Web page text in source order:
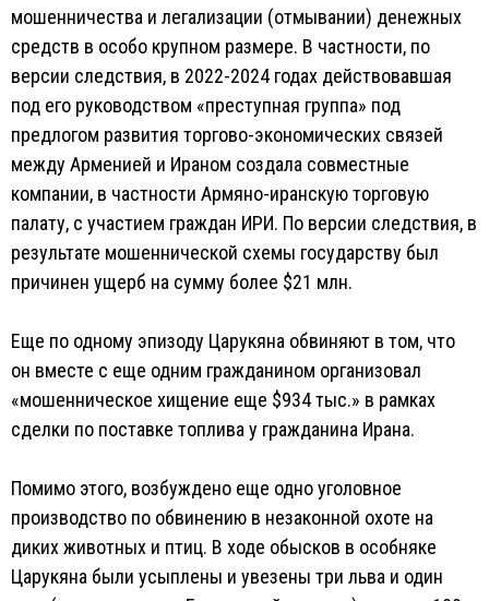
мошенничества и легализации (отмывании) денежных
средств в особо крупном размере. В частности, по
версии следствия, в 2022-2024 годах действовавшая
под его руководством «преступная группа» под
предлогом развития торгово-экономических связей
между Арменией и Ираном создала совместные
компании, в частности Армяно-иранскую торговую
палату, с участием граждан ИРИ. По версии следствия, в
результате мошеннической схемы государству был
причинен ущерб на сумму более $21 млн.
Еще по одному эпизоду Царукяна обвиняют в том, что
он вместе с еще одним гражданином организовал
«мошенническое хищение еще $934 тыс.» в рамках
сделки по поставке топлива у гражданина Ирана.
Помимо этого, возбуждено еще одно уголовное
производство по обвинению в незаконной охоте на
диких животных и птиц. В ходе обысков в особняке
Царукяна были усыплены и увезены три льва и один